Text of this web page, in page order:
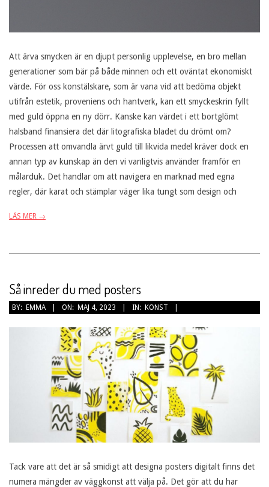
Att ärva smycken är en djupt personlig upplevelse, en bro mellan
generationer som bär på både minnen och ett oväntat ekonomiskt
värde. För oss konstälskare, som är vana vid att bedöma objekt
utifrån estetik, proveniens och hantverk, kan ett smyckeskrin fyllt
med guld öppna en ny dörr. Kanske kan värdet i ett bortglömt
halsband finansiera det där litografiska bladet du drömt om?
Processen att omvandla ärvt guld till likvida medel kräver dock en
annan typ av kunskap än den vi vanligtvis använder framför en
målarduk. Det handlar om att navigera en marknad med egna
regler, där karat och stämplar väger lika tungt som design och
LÄS MER →
Så inreder du med posters
2023-
BY: EMMA ON: MAJ 4, 2023 IN: KONST
Tack vare att det är så smidigt att designa posters digitalt finns det
numera mängder av väggkonst att välja på. Det gör att du har